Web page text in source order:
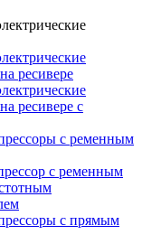
ресивере
ресивере с
с ременным
с ременным
с прямым